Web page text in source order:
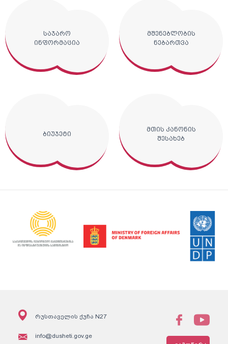
საჯარო
ინფორმაცია
მშენებლობის
ნებართვა
ბიუჯეტი
მთის კანონის
შესახებ
რუსთაველის ქუჩა N27
info@dusheti.gov.ge